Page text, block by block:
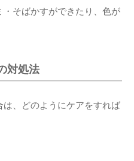
そばかすができたり、色が
対処法
、どのようにケアをすれば